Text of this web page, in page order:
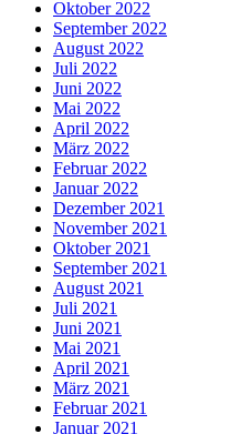
Oktober 2022
September 2022
August 2022
Juli 2022
Juni 2022
Mai 2022
April 2022
März 2022
Februar 2022
Januar 2022
Dezember 2021
November 2021
Oktober 2021
September 2021
August 2021
Juli 2021
Juni 2021
Mai 2021
April 2021
März 2021
Februar 2021
Januar 2021